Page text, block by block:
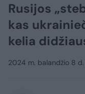
Rusijos
kas
kelia
2024 m. balandžio 8 d.